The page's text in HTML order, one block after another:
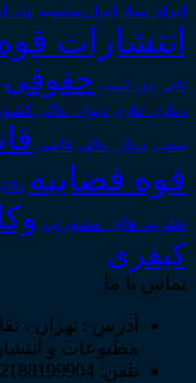
اجرای اسناد احوال شخصیه
انتشارات
تاجر حق_کسب حقوقی
دعاوی_طاری دیوان عالی کشور
شعب_دیوان_عالی قاضی
قوه قضاییه
نظریه_های_مشورتی
کیفری
تماس با ما
آدرس : تهران ،
مطبوعات و
تلفن: 02188199904